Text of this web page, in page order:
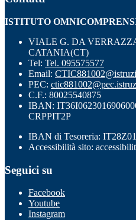
ISTITUTO
VIALE G. DA
CATANIA(CT)
Tel: Tel. 095575577
Email:
PEC:
C.F.: 80025540875
IBAN:
CRPPIT2P
IBAN di Tesoreria:
Accessibilità sito:
Seguici su
Facebook
Youtube
Instagram